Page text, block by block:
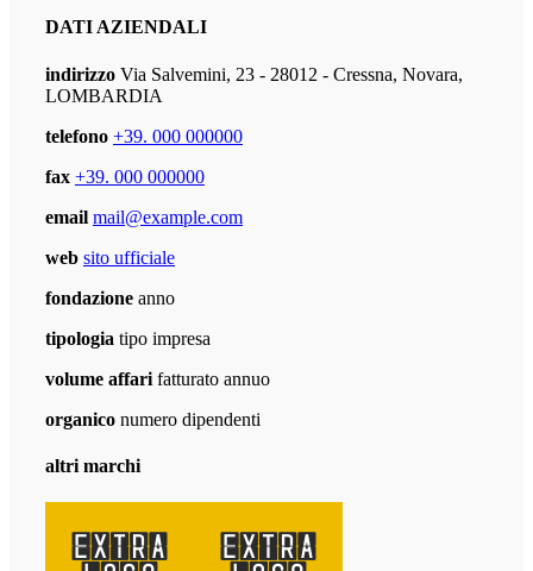
DATI AZIENDALI
indirizzo Via Salvemini, 23 - 28012 - Cressna, Novara,
LOMBARDIA
telefono +39. 000 000000
fax +39. 000 000000
email mail@example.com
web sito ufficiale
fondazione anno
tipologia tipo impresa
volume affari fatturato annuo
organico numero dipendenti
altri marchi